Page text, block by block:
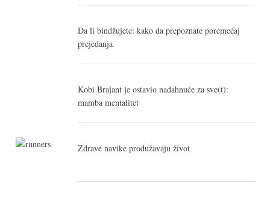
Da li bindžujete: kako da prepoznate poremećaj
prejedanja
Kobi Brajant je ostavio nadahnuće za sve(t):
mamba mentalitet
Zdrave navike produžavaju život